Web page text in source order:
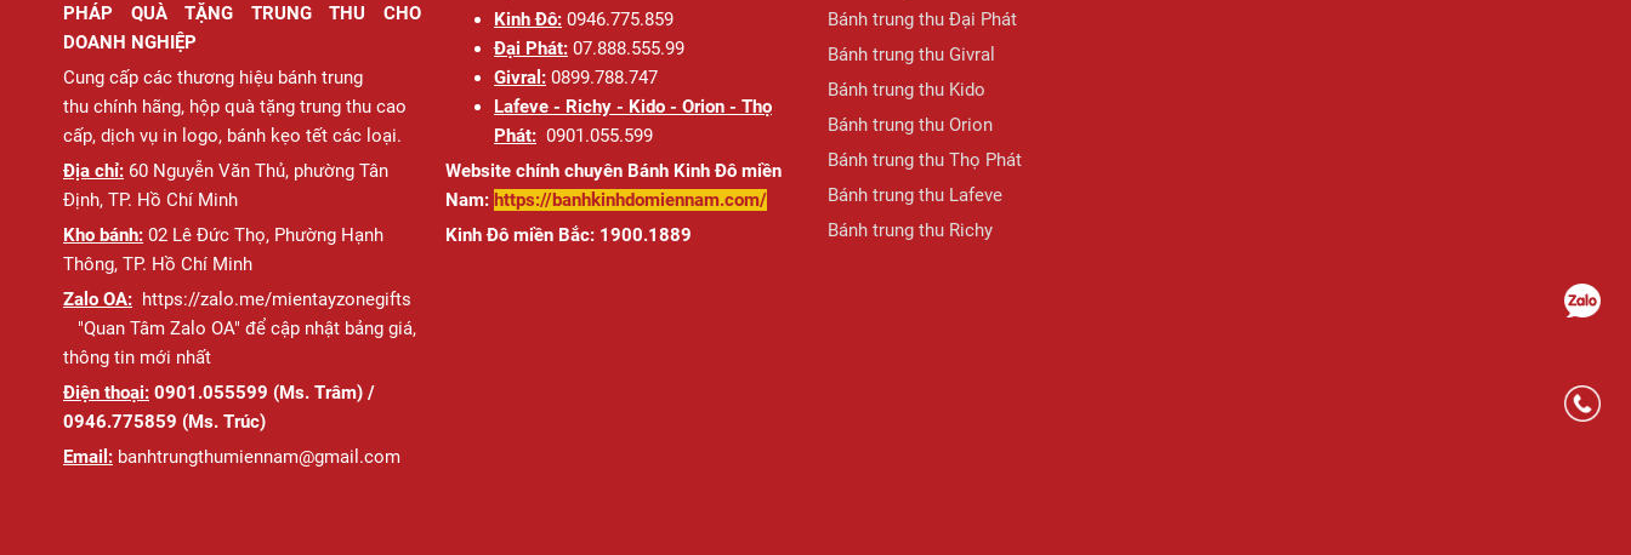
PHÁP QUÀ TẶNG TRUNG THU CHO
DOANH NGHIỆP
Cung cấp các thương hiệu bánh trung
thu chính hãng, hộp quà tặng trung thu cao
cấp, dịch vụ in logo, bánh kẹo tết các loại.
Địa chỉ: 60 ​​Nguyễn Văn Thủ, phường Tân
Định, TP. Hồ Chí Minh
Kho bánh: 02 Lê Đức Thọ, Phường Hạnh
Thông, TP. Hồ Chí Minh
Zalo OA: https://zalo.me/mientayzonegifts
"Quan Tâm Zalo OA" để cập nhật bảng giá,
thông tin mới nhất
Điện thoại: 0901.055599 (Ms. Trâm) /
0946.775859 (Ms. Trúc)
Email: banhtrungthumiennam@gmail.com
Kinh Đô: 0946.775.859
Đại Phát: 07.888.555.99
Givral: 0899.788.747
Lafeve - Richy - Kido - Orion - Thọ
Phát: 0901.055.599
Website chính chuyên Bánh Kinh Đô miền
Nam: https://banhkinhdomiennam.com/
Kinh Đô miền Bắc: 1900.1889
Bánh trung thu Đại Phát
Bánh trung thu Givral
Bánh trung thu Kido
Bánh trung thu Orion
Bánh trung thu Thọ Phát
Bánh trung thu Lafeve
Bánh trung thu Richy